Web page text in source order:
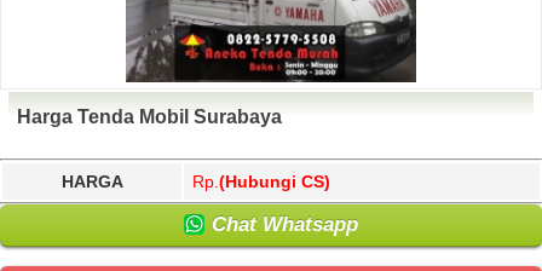
Harga Tenda Mobil Surabaya
HARGA Rp. (Hubungi CS)
Chat Whatsapp